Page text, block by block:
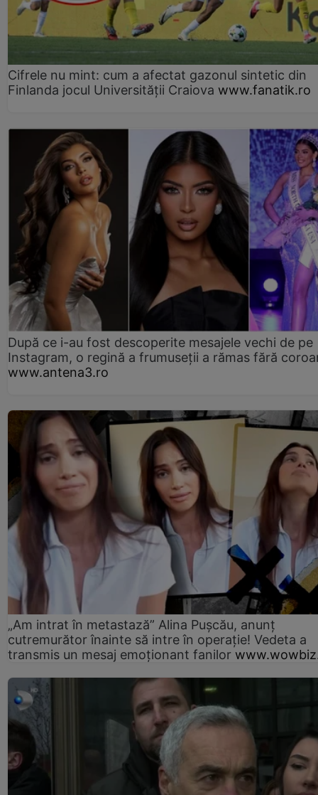
Cifrele nu mint: cum a afectat gazonul sintetic din
Finlanda jocul Universității Craiova www.fanatik.ro
După ce i-au fost descoperite mesajele vechi de pe
Instagram, o regină a frumuseții a rămas fără
www.antena3.ro
„Am intrat în metastază” Alina Pușcău, anunț
cutremurător înainte să intre în operație! Vedeta a
transmis un mesaj emoționant fanilor